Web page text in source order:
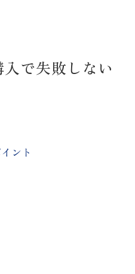
情報収集
する際の重要な要素
で失敗しない
ント